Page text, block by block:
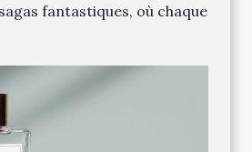
fantastiques, où chaque